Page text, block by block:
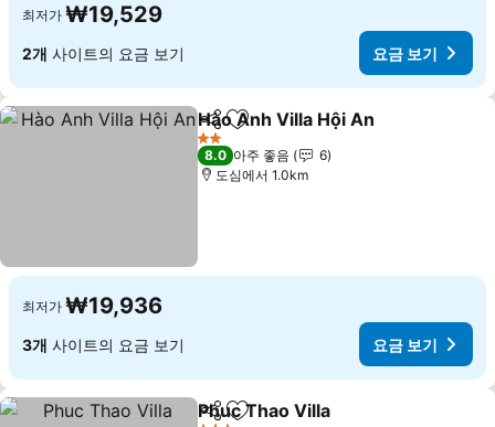
최저가 ₩19,529
2개 사이트의 요금 보기 요금 보기
공유 즐겨찾기에 추가
Hào Anh Villa Hội An
2 성급
8.0 아주 좋음
6
도심에서 1.0km
최저가 ₩19,936
3개 사이트의 요금 보기 요금 보기
공유 즐겨찾기에 추가
Phuc Thao Villa